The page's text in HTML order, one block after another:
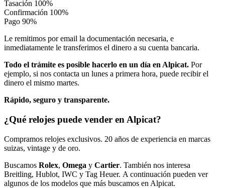
Tasación 100%
Confirmación 100%
Pago 90%
Le remitimos por email la documentación necesaria, e
inmediatamente le transferimos el dinero a su cuenta bancaria.
Todo el trámite es posible hacerlo en un día en Alpicat. Por
ejemplo, si nos contacta un lunes a primera hora, puede recibir el
dinero el mismo martes.
Rápido, seguro y transparente.
¿Qué relojes puede vender en Alpicat?
Compramos relojes exclusivos. 20 años de experiencia en marcas
suizas, vintage y de oro.
Buscamos Rolex, Omega y Cartier. También nos interesa
Breitling, Hublot, IWC y Tag Heuer. A continuación pueden ver
algunos de los modelos que más buscamos en Alpicat.